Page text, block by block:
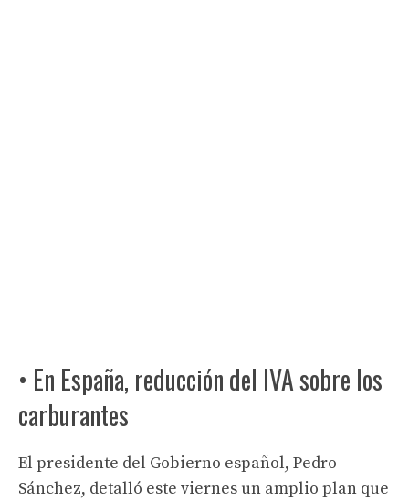
• En España, reducción del IVA sobre los
carburantes
El presidente del Gobierno español, Pedro
Sánchez, detalló este viernes un amplio plan que